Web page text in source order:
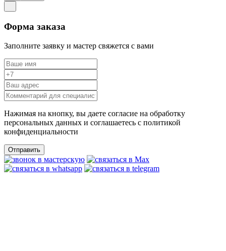
Форма заказа
Заполните заявку и мастер свяжется с вами
Нажимая на кнопку, вы даете согласие на обработку
персональных данных и соглашаетесь c политикой
конфиденциальности
Отправить